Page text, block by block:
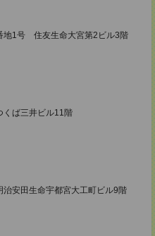
地1号 住友生命大宮第2ビル3階
ば三井ビル11階
安田生命宇都宮大工町ビル9階